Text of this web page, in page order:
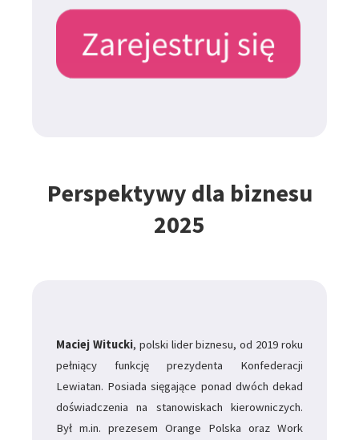
Perspektywy dla biznesu
2025
Maciej Witucki, polski lider biznesu, od 2019 roku
pełniący funkcję prezydenta Konfederacji
Lewiatan. Posiada sięgające ponad dwóch dekad
doświadczenia na stanowiskach kierowniczych.
Był m.in. prezesem Orange Polska oraz Work